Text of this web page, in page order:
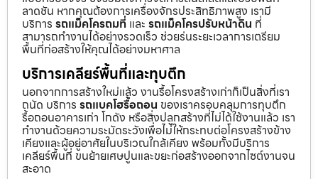
ลาดชัน หากคุณต้องการเครื่องจักรประสิทธิภาพสูง เรามี
บริการ รถแม็คโครถมที่ และ รถแม็คโครปรับหน้าดิน ที่
สามารถทำงานได้อย่างรวดเร็ว ช่วยร่นระยะเวลาการเตรียม
พื้นที่ก่อสร้างให้คุณได้อย่างมหาศาล
บริการเคลียร์พื้นที่และทุบตึก
นอกจากการสร้างใหม่แล้ว งานรื้อโครงสร้างเก่าก็เป็นสิ่งที่เรา
ถนัด บริการ รถแบคโฮรื้อถอน ของเราครอบคลุมการทุบตึก
รื้อถอนอาคารเก่า โกดัง หรือสิ่งปลูกสร้างที่ไม่ได้ใช้งานแล้ว เรา
ทำงานด้วยความระมัดระวังเพื่อไม่ให้กระทบต่อโครงสร้างข้าง
เคียงและผู้อยู่อาศัยในบริเวณใกล้เคียง พร้อมทั้งมีบริการ
เคลียร์พื้นที่ ขนย้ายเศษปูนและขยะก่อสร้างออกจากไซต์งานจน
สะอาด